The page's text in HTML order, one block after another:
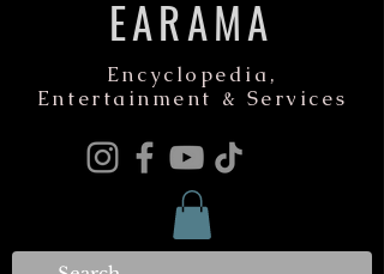
EARAMA
Encyclopedia,
Entertainment & Services